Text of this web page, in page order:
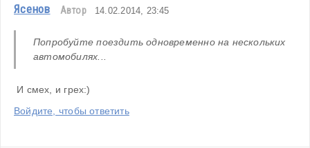
Ясенов Автор 14.02.2014, 23:45
Попробуйте поездить одновременно на нескольких
автомобилях...
И смех, и грех:)
Войдите, чтобы ответить